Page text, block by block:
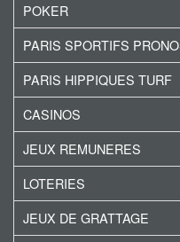
POKER
PARIS SPORTIFS
PARIS HIPPIQUES TURF
CASINOS
JEUX REMUNERES
LOTERIES
JEUX DE GRATTAGE